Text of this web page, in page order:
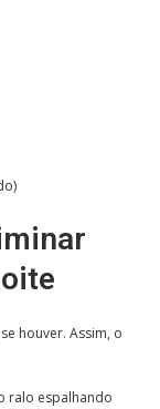
houver. Assim, o
ralo espalhando